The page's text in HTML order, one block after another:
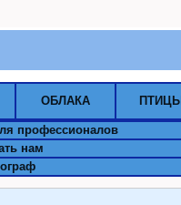
ОБЛАКА ПТИЦЫ
профессионалов
нам